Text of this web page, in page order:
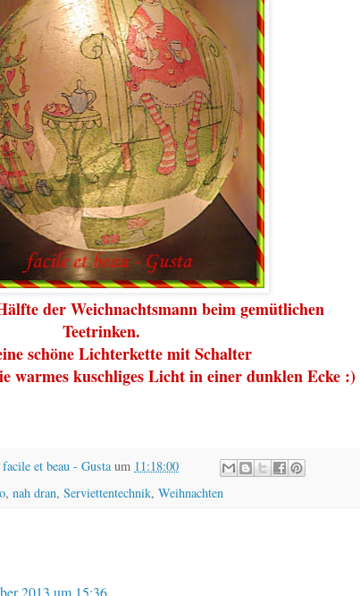
der Weichnachtsmann beim gemütlichen
Teetrinken.
schöne Lichterkette mit Schalter
warmes kuschliges Licht in einer dunklen Ecke :)
facile et beau - Gusta um 11:18:00
, nah dran, Serviettentechnik, Weihnachten
2013 um 15:36